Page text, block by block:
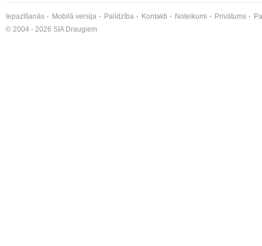
Iepazīšanās Mobilā versija Palīdzība Kontakti Noteikumi Privātums
© 2004 - 2026 SIA Draugiem